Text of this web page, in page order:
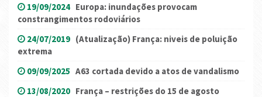
19/09/2024 Europa: inundações provocam
constrangimentos rodoviários
24/07/2019 (Atualização) França: niveis de poluição
extrema
09/09/2025 A63 cortada devido a atos de vandalismo
13/08/2020 França – restrições do 15 de agosto